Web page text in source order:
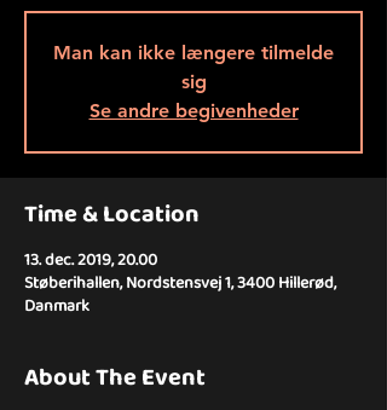
Man kan ikke længere tilmelde
sig
Se andre begivenheder
Time & Location
13. dec. 2019, 20.00
Støberihallen, Nordstensvej 1, 3400 Hillerød,
Danmark
About The Event